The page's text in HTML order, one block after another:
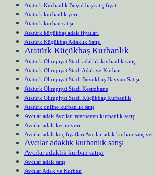
Atatürk Kurbanlık Büyükbaş satış fiyatı
Atatürk kurbanlık yeri
Atatürk kurban satışı
Atatürk küçükbaş adak fiyatları
Atatürk Küçükbaş Adaklık Satışı
Atatürk Küçükbaş Kurbanlık
Atatürk Olimpiyat Stadı adaklık kurbanlık satışı
Atatürk Olimpiyat Stadı Adak ve Kurban
Atatürk Olimpiyat Stadı Büyükbaş Hayvan Satışı
Atatürk Olimpiyat Stadı Kesimhane
Atatürk Olimpiyat Stadı Küçükbaş Kurbanlık
Atatürk online kurbanlık satış
Avcılar adak Avcılar internetten kurbanlık satışı
Avcılar adak kesim yeri
Avcılar adak koç fiyatları Avcılar adak kurban satış yeri
Avcılar adaklık kurbanlık satışı
Avcılar adaklık kurban satışı
Avcılar adak satış
Avcılar Adak ve Kurban